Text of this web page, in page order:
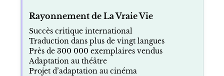
Rayonnement de La Vraie Vie
Succès critique international
Traduction dans plus de vingt langues
Près de 300 000 exemplaires vendus
Adaptation au théâtre
Projet d’adaptation au cinéma